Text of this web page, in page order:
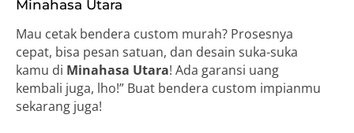
Minahasa Utara
Mau cetak bendera custom murah? Prosesnya
cepat, bisa pesan satuan, dan desain suka-suka
kamu di Minahasa Utara! Ada garansi uang
kembali juga, lho!” Buat bendera custom impianmu
sekarang juga!